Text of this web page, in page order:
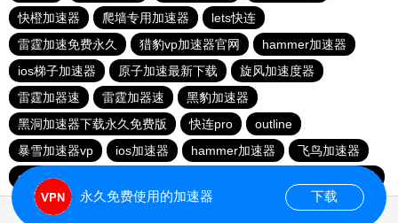
快橙加速器
爬墙专用加速器
lets快连
雷霆加速免费永久
猎豹vp加速器官网
hammer加速器
ios梯子加速器
原子加速最新下载
旋风加速度器
雷霆加器速
雷霆加器速
黑豹加速器
黑洞加速器下载永久免费版
快连pro
outline
暴雪加速器vp
ios加速器 hammer加速器
飞鸟加速器
outline
黑洞nvp加速器
永久免费使用的加速器 下载